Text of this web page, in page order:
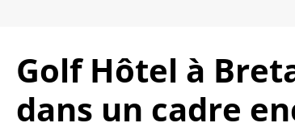
Golf Hôtel à
dans un cadre